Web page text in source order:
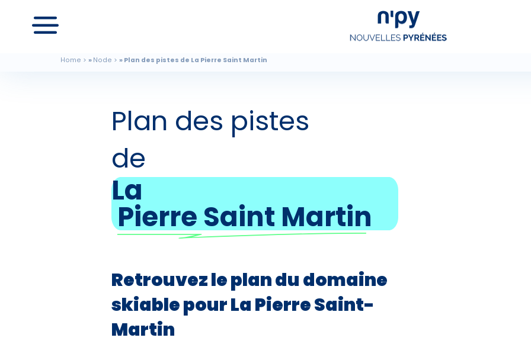
Home Node Plan des pistes de La Pierre Saint Martin
Locations de matériel
Activités
Plan des pistes
de
La
Pierre Saint Martin
Retrouvez le plan du domaine
skiable pour La Pierre Saint-
Martin